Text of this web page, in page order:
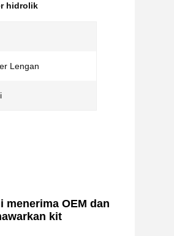
hidrolik
Lengan
OEM dan
kit